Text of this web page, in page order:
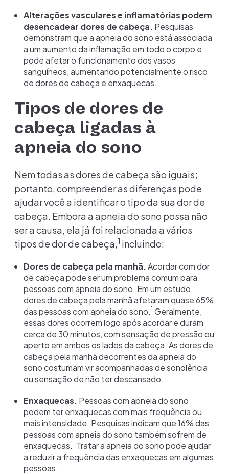
Alterações vasculares e inflamatórias podem
desencadear dores de cabeça. Pesquisas
demonstram que a apneia do sono está associada
a um aumento da inflamação em todo o corpo e
pode afetar o funcionamento dos vasos
sanguíneos, aumentando potencialmente o risco
de dores de cabeça e enxaquecas.
Tipos de dores de
cabeça ligadas à
apneia do sono
Nem todas as dores de cabeça são iguais;
portanto, compreender as diferenças pode
ajudar você a identificar o tipo da sua dor de
cabeça. Embora a apneia do sono possa não
ser a causa, ela já foi relacionada a vários
tipos de dor de cabeça, 1 incluindo:
Dores de cabeça pela manhã.Acordar com dor
de cabeça pode ser um problema comum para
pessoas com apneia do sono. Em um estudo,
dores de cabeça pela manhã afetaram quase 65%
das pessoas com apneia do sono.1 Geralmente,
essas dores ocorrem logo após acordar e duram
cerca de 30 minutos, com sensação de pressão ou
aperto em ambos os lados da cabeça. As dores de
cabeça pela manhã decorrentes da apneia do
sono costumam vir acompanhadas de sonolência
ou sensação de não ter descansado.
Enxaquecas. Pessoas com apneia do sono
podem ter enxaquecas com mais frequência ou
mais intensidade. Pesquisas indicam que 16% das
pessoas com apneia do sono também sofrem de
enxaquecas.1 Tratar a apneia do sono pode ajudar
a reduzir a frequência das enxaquecas em algumas
pessoas.